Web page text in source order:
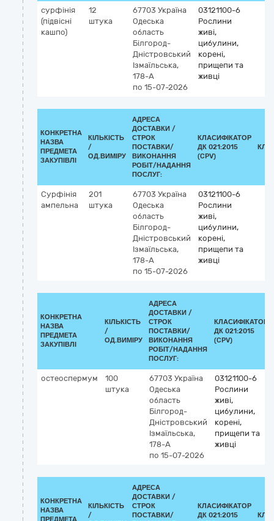
сурфінія
(підвісні
кашпо)
12
штука
67703 Україна
Одеська
область
Білгород-
Дністровський
Ізмаїльська,
178-А
по 15-07-2026
03121100-6
Рослини
живі,
цибулини,
корені,
прищепи та
живці
КОНКРЕТНА
НАЗВА
ПРЕДМЕТА
ЗАКУПІВЛІ
КІЛЬКІСТЬ
/
ОД.ВИМІРУ
АДРЕСА
ДОСТАВКИ /
СТРОК
ПОСТАВКИ/
ВИКОНАННЯ
РОБІТ/НАДАННЯ
ПОСЛУГ:
КЛАСИФІКАТОР
ДК 021:2015
(CPV)
Сурфінія
ампельна
201
штука
67703 Україна
Одеська
область
Білгород-
Дністровський
Ізмаїльська,
178-А
по 15-07-2026
03121100-6
Рослини
живі,
цибулини,
корені,
прищепи та
живці
КОНКРЕТНА
НАЗВА
ПРЕДМЕТА
ЗАКУПІВЛІ
КІЛЬКІСТЬ
/
ОД.ВИМІРУ
АДРЕСА
ДОСТАВКИ /
СТРОК
ПОСТАВКИ/
ВИКОНАННЯ
РОБІТ/НАДАННЯ
ПОСЛУГ:
КЛАСИФІКАТОР
ДК 021:2015
(CPV)
остеоспермум
100
штука
67703 Україна
Одеська
область
Білгород-
Дністровський
Ізмаїльська,
178-А
по 15-07-2026
03121100-6
Рослини
живі,
цибулини,
корені,
прищепи та
живці
КОНКРЕТНА
НАЗВА
КІЛЬКІСТЬ
/
АДРЕСА
ДОСТАВКИ /
СТРОК
ПОСТАВКИ/
КЛАСИФІКАТОР
ДК 021:2015